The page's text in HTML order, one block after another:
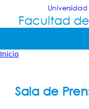
Facultad
Tropical
Principal
está
Inicio
Sala de